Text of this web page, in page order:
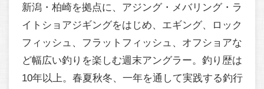
新潟・柏崎を拠点に、アジング・メバリング・ラ
イトショアジギングをはじめ、エギング、ロック
フィッシュ、フラットフィッシュ、オフショアな
ど幅広い釣りを楽しむ週末アングラー。釣り歴は
10年以上。春夏秋冬、一年を通して実践する釣行